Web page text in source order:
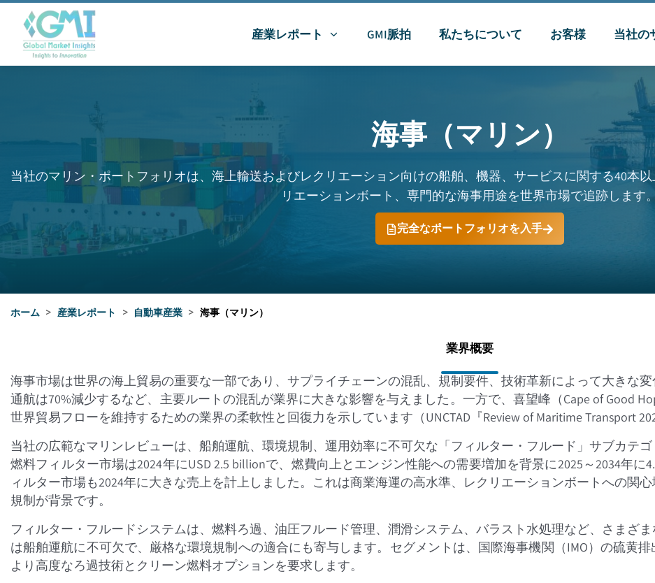
産業レポート GMI脈拍 私たちについて お客様 当社の
海事（マリン）
当社のマリン・ポートフォリオは、海上輸送およびレクリエーション向けの船舶、機器、サービスに関する40本
リエーションボート、専門的な海事用途を世界市場で追跡します。
完全なポートフォリオを入手
ホーム > 産業レポート > 自動車産業 > 海事（マリン）
業界概要
海事市場は世界の海上貿易の重要な一部であり、サプライチェーンの混乱、規制要件、技術革新によって大きな
通航は70%減少するなど、主要ルートの混乱が業界に大きな影響を与えました。一方で、喜望峰（Cape of Good
世界貿易フローを維持するための業界の柔軟性と回復力を示しています（UNCTAD『Review of Maritime Transport
当社の広範なマリンレビューは、船舶運航、環境規制、運用効率に不可欠な「フィルター・フルード」サブカテ
燃料フィルター市場は2024年にUSD 2.5 billionで、燃費向上とエンジン性能への需要増加を背景に2025～2034年に
ィルター市場も2024年に大きな売上を計上しました。これは商業海運の高水準、レクリエーションボートへの関
規制が背景です。
フィルター・フルードシステムは、燃料ろ過、油圧フルード管理、潤滑システム、バラスト水処理など、さまざ
は船舶運航に不可欠で、厳格な環境規制への適合にも寄与します。セグメントは、国際海事機関（IMO）の硫黄
より高度なろ過技術とクリーン燃料オプションを要求します。